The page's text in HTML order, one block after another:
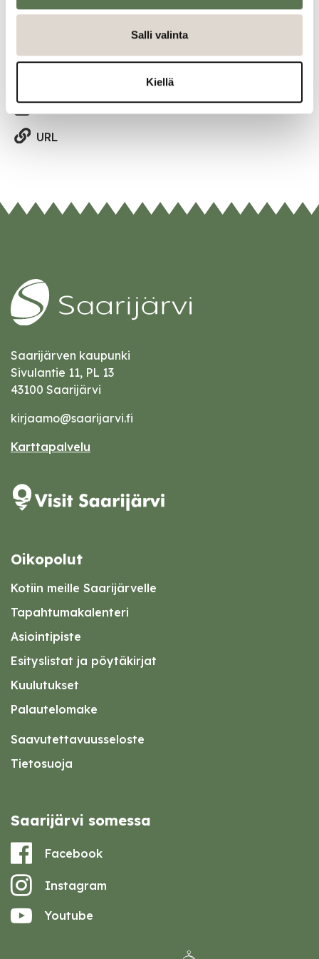
Salli valinta
Kiellä
Linkedin
URL
Saarijärven kaupunki
Sivulantie 11, PL 13
43100 Saarijärvi
kirjaamo@saarijarvi.fi
Karttapalvelu
Oikopolut
Kotiin meille Saarijärvelle
Tapahtumakalenteri
Asiointipiste
Esityslistat ja pöytäkirjat
Kuulutukset
Palautelomake
Saavutettavuusseloste
Tietosuoja
Saarijärvi somessa
Facebook
Instagram
Youtube